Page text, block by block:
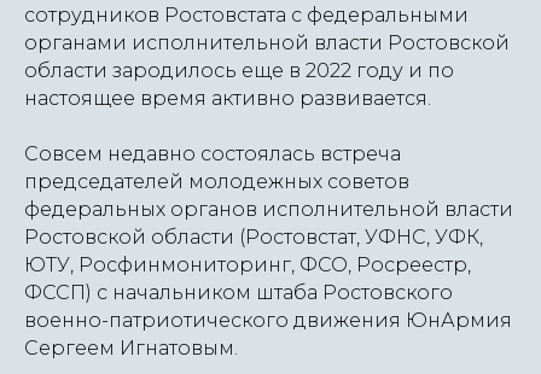
сотрудников Ростовстата с федеральными
органами исполнительной власти Ростовской
области зародилось еще в 2022 году и по
настоящее время активно развивается.
Совсем недавно состоялась встреча
председателей молодежных советов
федеральных органов исполнительной власти
Ростовской области (Ростовстат, УФНС, УФК,
ЮТУ, Росфинмониторинг, ФСО, Росреестр,
ФССП) с начальником штаба Ростовского
военно-патриотического движения ЮнАрмия
Сергеем Игнатовым.